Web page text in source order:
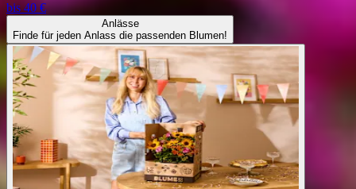
bis 40 €
Anlässe
Finde für jeden Anlass die passenden Blumen!